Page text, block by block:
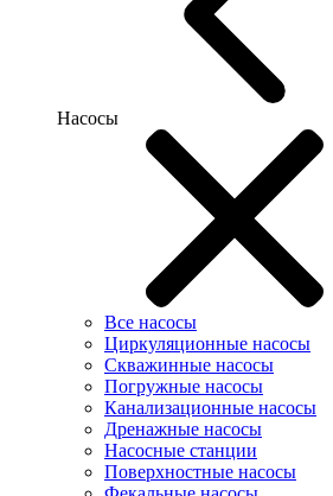
Насосы
Все насосы
Циркуляционные насосы
Скважинные насосы
Погружные насосы
Канализационные насосы
Дренажные насосы
Насосные станции
Поверхностные насосы